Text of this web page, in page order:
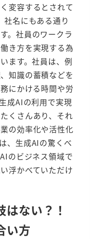
変容するとされて
社名にもある通り
。社員のワークラ
き方を実現する為
ます。社員は、例
知識の蓄積などを
にかける時間や労
成AIの利用で実現
くさんあり、それ
の効率化や活性化
、生成AIの驚くべ
のビジネス領域で
浮かべていただけ
ない？！
い方